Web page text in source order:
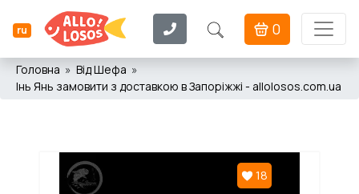
ru 0
Головна
Від Шефа
Інь Янь замовити з доставкою в Запоріжжі - allolosos.com.ua
18